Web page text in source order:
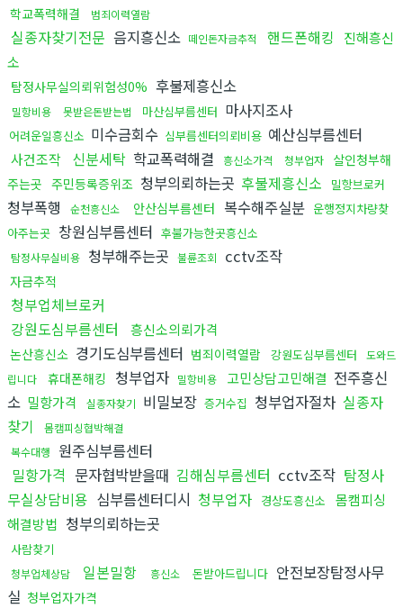
학교폭력해결 범죄이력열람
실종자찾기전문 음지흥신소 떼인돈자금추적 핸드폰해킹
진해흥신
소
탐정사무실의뢰위험성0% 후불제흥신소
밀항비용 못받은돈받는법 마산심부름센터 마사지조사
어려운일흥신소 미수금회수 심부름센터의뢰비용 예산심부름센터
사건조작 신분세탁 학교폭력해결 흥신소가격 청부업자
살인청부해
주는곳 주민등록증위조 청부의뢰하는곳 후불제흥신소 밀항브로커
청부폭행 순천흥신소 안산심부름센터 복수해주실분 운행정지차량찾
아주는곳 창원심부름센터 후불가능한곳흥신소
탐정사무실비용 청부해주는곳 불륜조회 cctv조작
자금추적
청부업체브로커
강원도심부름센터
흥신소의뢰가격
논산흥신소 경기도심부름센터 범죄이력열람 강원도심부름센터
도와드
립니다
휴대폰해킹 청부업자 밀항비용 고민상담고민해결 전주흥신
소 밀항가격 실종자찾기 비밀보장 증거수집 청부업자절차 실종자
찾기
몸캠피싱협박해결
복수대행
원주심부름센터
밀항가격 문자협박받을때 김해심부름센터 cctv조작 탐정사
무실상담비용 심부름센터디시 청부업자 경상도흥신소
몸캠피싱
해결방법 청부의뢰하는곳
사람찾기
청부업체상담 일본밀항 흥신소 돈받아드립니다 안전보장탐정사무
실 청부업자가격